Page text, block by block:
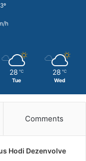
h
28 ℃
Tue
28 ℃
Wed
Comments
Hodi Dezenvolve